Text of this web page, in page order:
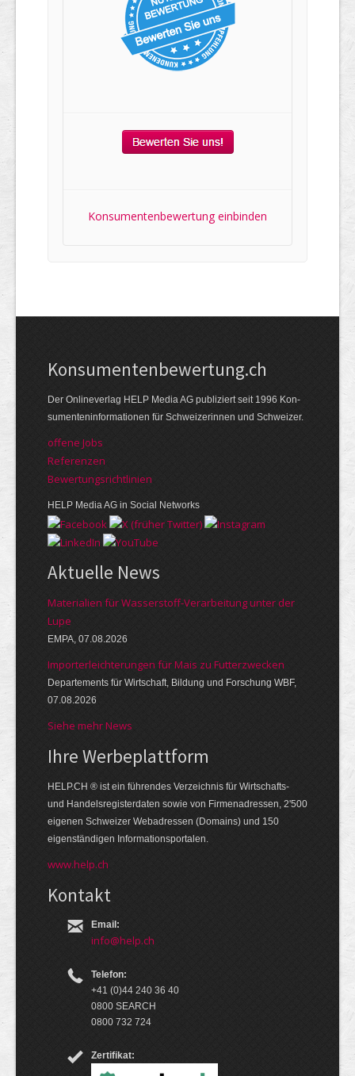
Konsumentenbewertung einbinden
Kon­su­menten­be­wer­tung.ch
Der Online­verlag HELP Media AG publi­ziert seit 1996 Kon­
su­menten­infor­mationen für Schwei­zerinnen und Schweizer.
offene Jobs
Referenzen
Bewer­tungs­richt­linien
HELP Media AG in Social Networks
Aktuelle News
Materialien für Wasserstoff-Verarbeitung unter der
Lupe
EMPA, 07.08.2026
Importerleichterungen für Mais zu Futterzwecken
Departements für Wirtschaft, Bildung und Forschung WBF,
07.08.2026
Siehe mehr News
Ihre Werbe­platt­form
HELP.CH ® ist ein führendes Ver­zeich­nis für Wirt­schafts-
und Handels­register­daten so­wie von Firmen­adressen, 2'500
eige­nen Schweizer Web­adressen (Domains) und 150
eigen­ständigen Infor­mations­por­talen.
www.help.ch
Kontakt
Email:
info@help.ch
Telefon:
+41 (0)44 240 36 40
0800 SEARCH
0800 732 724
Zertifikat: